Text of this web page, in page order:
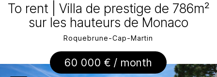
To rent | Villa de prestige de 786m²
sur les hauteurs de Monaco
Roquebrune-Cap-Martin
60 000 € / month